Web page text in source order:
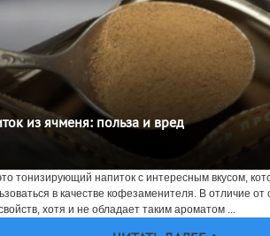
из ячменя: польза и вред
тонизирующий напиток с интересным вкусом,
в качестве кофезаменителя. В отличие
хотя и не обладает таким ароматом ...